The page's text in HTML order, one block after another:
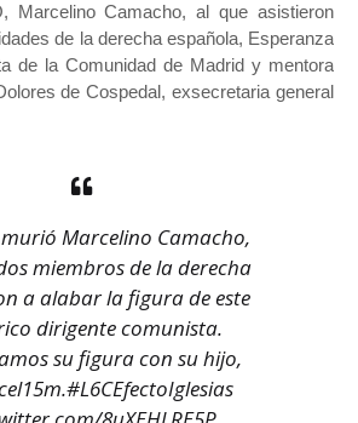
Marcelino Camacho, al que asistieron
de la derecha española, Esperanza
de la Comunidad de Madrid y mentora
de Cospedal, exsecretaria general
Marcelino Camacho,
miembros de la derecha
a alabar la figura de este
dirigente comunista.
su figura con su hijo,
.#L6CEfectoIglesias